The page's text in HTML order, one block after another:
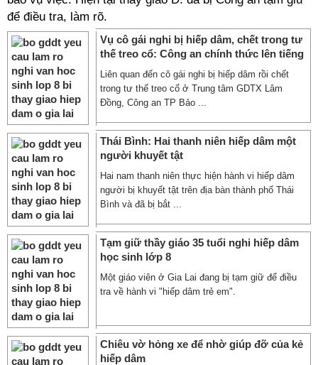
để điều tra, làm rõ.
Vụ cô gái nghi bị hiếp dâm, chết trong tư
thế treo cổ: Công an chính thức lên tiếng
Liên quan đến cô gái nghi bị hiếp dâm rồi chết
trong tư thế treo cổ ở Trung tâm GDTX Lâm
Đồng, Công an TP Bảo ...
Thái Bình: Hai thanh niên hiếp dâm một
người khuyết tật
Hai nam thanh niên thực hiện hành vi hiếp dâm
người bị khuyết tật trên địa bàn thành phố Thái
Bình và đã bị bắt ...
Tạm giữ thầy giáo 35 tuổi nghi hiếp dâm
học sinh lớp 8
Một giáo viên ở Gia Lai đang bị tạm giữ để điều
tra về hành vi "hiếp dâm trẻ em".
Chiêu vờ hỏng xe để nhờ giúp đỡ của kẻ
hiếp dâm